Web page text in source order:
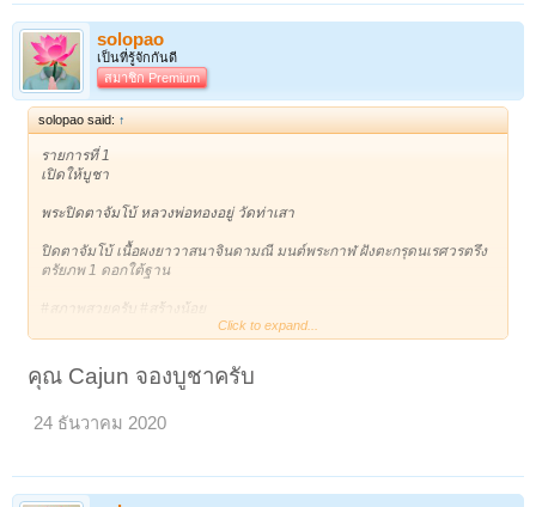
solopao
เป็นที่รู้จักกันดี
สมาชิก Premium
solopao said: ↑
รายการที่ 1
เปิดให้บูชา
พระปิดตาจัมโบ้ หลวงพ่อทองอยู่ วัดท่าเสา
ปิดตาจัมโบ้ เนื้อผงยาวาสนาจินดามณี มนต์พระกาฬ ฝังตะกรุดนเรศวรตรึง
ตรัยภพ 1 ดอกใต้ฐาน
#สภาพสวยครับ #สร้างน้อย
บูชาองค์ละ 1,000 บาท
ค่าส่ง ems 50 บาท
********************************
ท่านมาก ท่านจะเเจกเฉพาะคนที่สมควร
Click to expand...
คุณ Cajun จองบูชาครับ
24 ธันวาคม 2020